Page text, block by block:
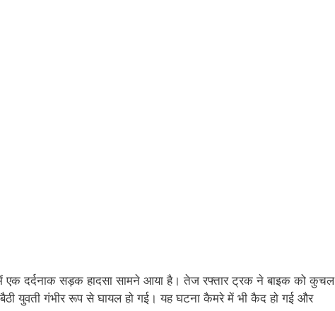
एक दर्दनाक सड़क हादसा सामने आया है। तेज रफ्तार ट्रक ने बाइक को कुचल
युवती गंभीर रूप से घायल हो गई। यह घटना कैमरे में भी कैद हो गई और